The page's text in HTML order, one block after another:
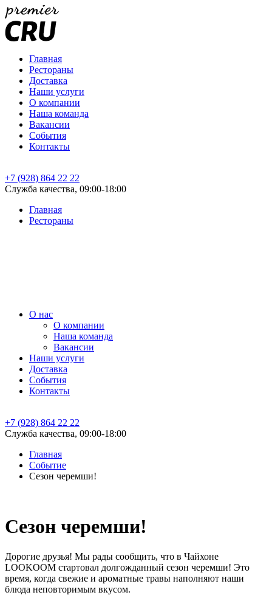
Главная
Рестораны
Доставка
Наши услуги
О компании
Наша команда
Вакансии
События
Контакты
+7 (928) 864 22 22
Служба качества, 09:00-18:00
Главная
Рестораны
О нас
О компании
Наша команда
Вакансии
Наши услуги
Доставка
События
Контакты
+7 (928) 864 22 22
Служба качества, 09:00-18:00
Главная
Событие
Сезон черемши!
Сезон черемши!
Дорогие друзья! Мы рады сообщить, что в Чайхоне
LOOKOOM стартовал долгожданный сезон черемши! Это
время, когда свежие и ароматные травы наполняют наши
блюда неповторимым вкусом.